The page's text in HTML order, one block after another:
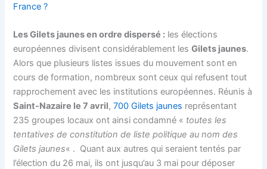
France ?
Les Gilets jaunes en ordre dispersé : les élections
européennes divisent considérablement lesGilets jaunes.
Alors que plusieurs listes issues du mouvement sont en
cours de formation, nombreux sont ceux qui refusent tout
rapprochement avec les institutions européennes. Réunis à
Saint-Nazaire le 7 avril,700 Gilets jaunes représentant
235 groupes locaux ont ainsi condamné « toutes les
tentatives de constitution de liste politique au nom des
Gilets jaunes« . Quant aux autres qui seraient tentés par
l’élection du 26 mai, ils ont jusqu’au 3 mai pour déposer